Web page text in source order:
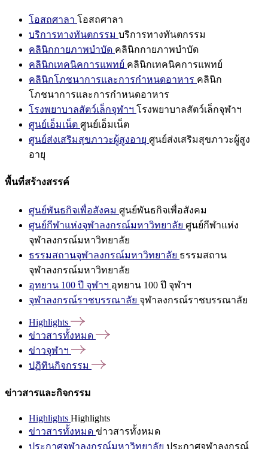
โอสถศาลา โอสถศาลา
บริการทางทันตกรรม บริการทางทันตกรรม
คลินิกกายภาพบำบัด คลินิกกายภาพบำบัด
คลินิกเทคนิคการแพทย์ คลินิกเทคนิคการแพทย์
คลินิกโภชนาการและการกำหนดอาหาร คลินิก
โภชนาการและการกำหนดอาหาร
โรงพยาบาลสัตว์เล็กจุฬาฯ โรงพยาบาลสัตว์เล็กจุฬาฯ
ศูนย์เอ็มเน็ต ศูนย์เอ็มเน็ต
ศูนย์ส่งเสริมสุขภาวะผู้สูงอายุ ศูนย์ส่งเสริมสุขภาวะผู้สูง
อายุ
พื้นที่สร้างสรรค์
ศูนย์พันธกิจเพื่อสังคม ศูนย์พันธกิจเพื่อสังคม
ศูนย์กีฬาแห่งจุฬาลงกรณ์มหาวิทยาลัย ศูนย์กีฬาแห่ง
จุฬาลงกรณ์มหาวิทยาลัย
ธรรมสถานจุฬาลงกรณ์มหาวิทยาลัย ธรรมสถาน
จุฬาลงกรณ์มหาวิทยาลัย
อุทยาน 100 ปี จุฬาฯ อุทยาน 100 ปี จุฬาฯ
จุฬาลงกรณ์ราชบรรณาลัย จุฬาลงกรณ์ราชบรรณาลัย
Highlights
ข่าวสารทั้งหมด
ข่าวจุฬาฯ
ปฏิทินกิจกรรม
ข่าวสารและกิจกรรม
Highlights Highlights
ข่าวสารทั้งหมด ข่าวสารทั้งหมด
ประกาศจุฬาลงกรณ์มหาวิทยาลัย ประกาศจุฬาลงกรณ์